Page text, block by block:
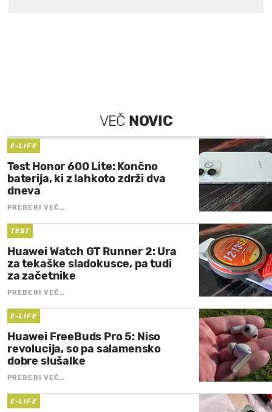
VEČ NOVIC
E-LIFE
Test Honor 600 Lite: Končno
baterija, ki z lahkoto zdrži dva
dneva
PREBERI VEČ…
TEST
Huawei Watch GT Runner 2: Ura
za tekaške sladokusce, pa tudi
za začetnike
PREBERI VEČ…
E-LIFE
Huawei FreeBuds Pro 5: Niso
revolucija, so pa salamensko
dobre slušalke
PREBERI VEČ…
E-LIFE